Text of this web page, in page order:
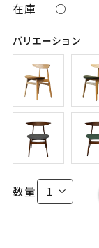
在庫 ｜ ○
バリエーション
数量